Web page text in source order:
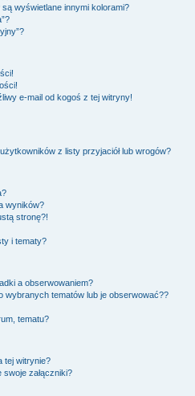
wyświetlane innymi kolorami?
e-mail od kogoś z tej witryny!
z listy przyjaciół lub wrogów?
wyników?
stronę?!
i tematy?
a obserwowaniem?
wybranych tematów lub je obserwować??
tematu?
tej witrynie?
załączniki?